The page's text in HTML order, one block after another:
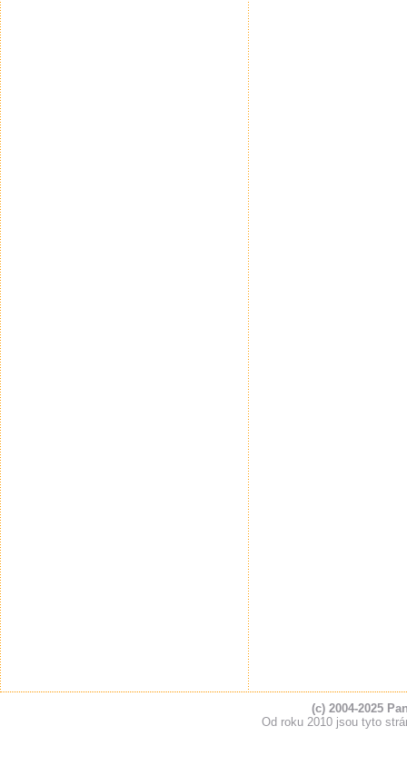
(c) 2004-2025
Od roku 2010 jsou tyto